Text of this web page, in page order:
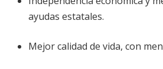
ayudas estatales.
Mejor calidad de vida, con